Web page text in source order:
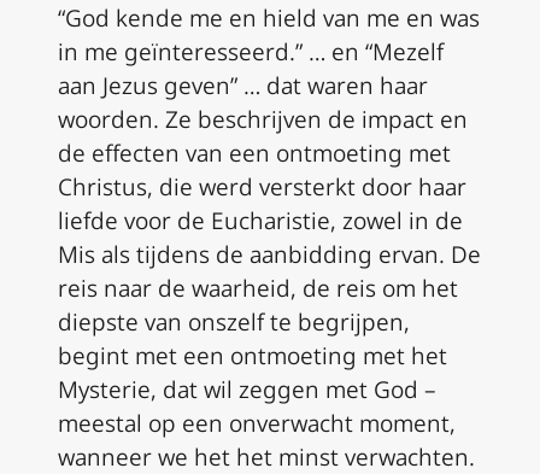
“God kende me en hield van me en was
in me geïnteresseerd.” … en “Mezelf
aan Jezus geven” … dat waren haar
woorden. Ze beschrijven de impact en
de effecten van een ontmoeting met
Christus, die werd versterkt door haar
liefde voor de Eucharistie, zowel in de
Mis als tijdens de aanbidding ervan. De
reis naar de waarheid, de reis om het
diepste van onszelf te begrijpen,
begint met een ontmoeting met het
Mysterie, dat wil zeggen met God –
meestal op een onverwacht moment,
wanneer we het het minst verwachten.